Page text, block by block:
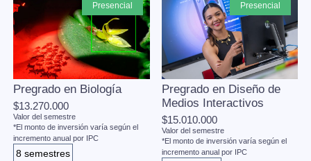
presencial
Pregrado en Biología
$13.270.000
Valor del semestre
*El monto de inversión varía según el
incremento anual por IPC
8 semestres
presencial
Pregrado en Diseño de
Medios Interactivos
$15.010.000
Valor del semestre
*El monto de inversión varía según el
incremento anual por IPC